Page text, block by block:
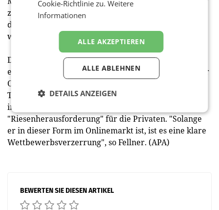
zu ziehen - etwa im technischen Bereich - und nicht
die fast schon traditionell gepflegte Feindschaft
weiterzuführen", sagte der junge CEO.
Die österreichische Medienpolitik erachtete er in
einem "keinen besonders guten Zustand". Speziell der
ORF, der sich mit Gebührenfinanzierung und
Teilnahme am Werbemarkt "wie eine Krake" online,
im TV und im Radio ausbreite, sei eine
"Riesenherausforderung" für die Privaten. "Solange
er in dieser Form im Onlinemarkt ist, ist es eine klare
Wettbewerbsverzerrung", so Fellner. (APA)
BEWERTEN SIE DIESEN ARTIKEL
Cookie-Richtlinie zu.Weitere
Informationen
ALLE AKZEPTIEREN
ALLE ABLEHNEN
DETAILS ANZEIGEN